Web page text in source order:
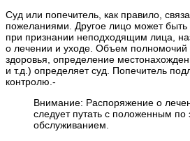
Суд или попечитель, как правило,
пожеланиями. Другое лицо может быть
при признании неподходящим лица,
о лечении и уходе. Объем полномочий
здоровья, определение
и т.д.) определяет суд. Попечитель
контролю.-
Внимание: Распоряжение о
следует путать с положенным по
обслуживанием.